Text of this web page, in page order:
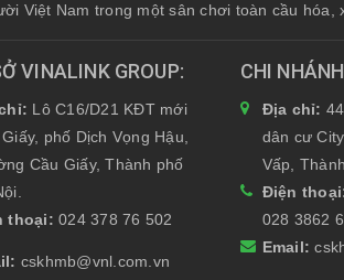
Việt Nam trong một sân chơi toàn cầu
VINALINK GROUP
Lô C16/D21 KĐT mới
phố Dịch Vọng Hậu,
Cầu Giấy, Thành phố
thoại: 024 378 76 502
cskhmb@vnl.com.vn
CHI
Địa chỉ:
dân cư
Vấp,
Điện
028 3862
Email: